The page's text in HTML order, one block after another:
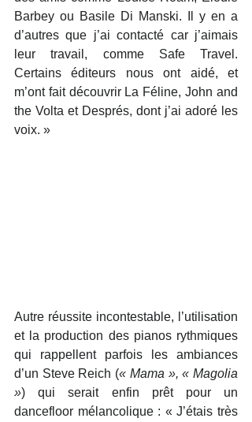
Barbey ou Basile Di Manski. Il y en a
d’autres que j’ai contacté car j’aimais
leur travail, comme Safe Travel.
Certains éditeurs nous ont aidé, et
m’ont fait découvrir La Féline, John and
the Volta et Després, dont j’ai adoré les
voix. »
Autre réussite incontestable, l’utilisation
et la production des pianos rythmiques
qui rappellent parfois les ambiances
d’un Steve Reich (« Mama », « Magolia
») qui serait enfin prêt pour un
dancefloor mélancolique : « J’étais très